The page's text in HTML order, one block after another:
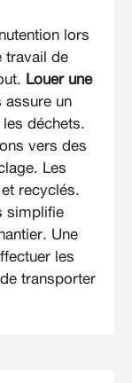
lors
travail de
Louer une
un
déchets.
vers des
Les
recyclés.
simplifie
Une
les
transporter